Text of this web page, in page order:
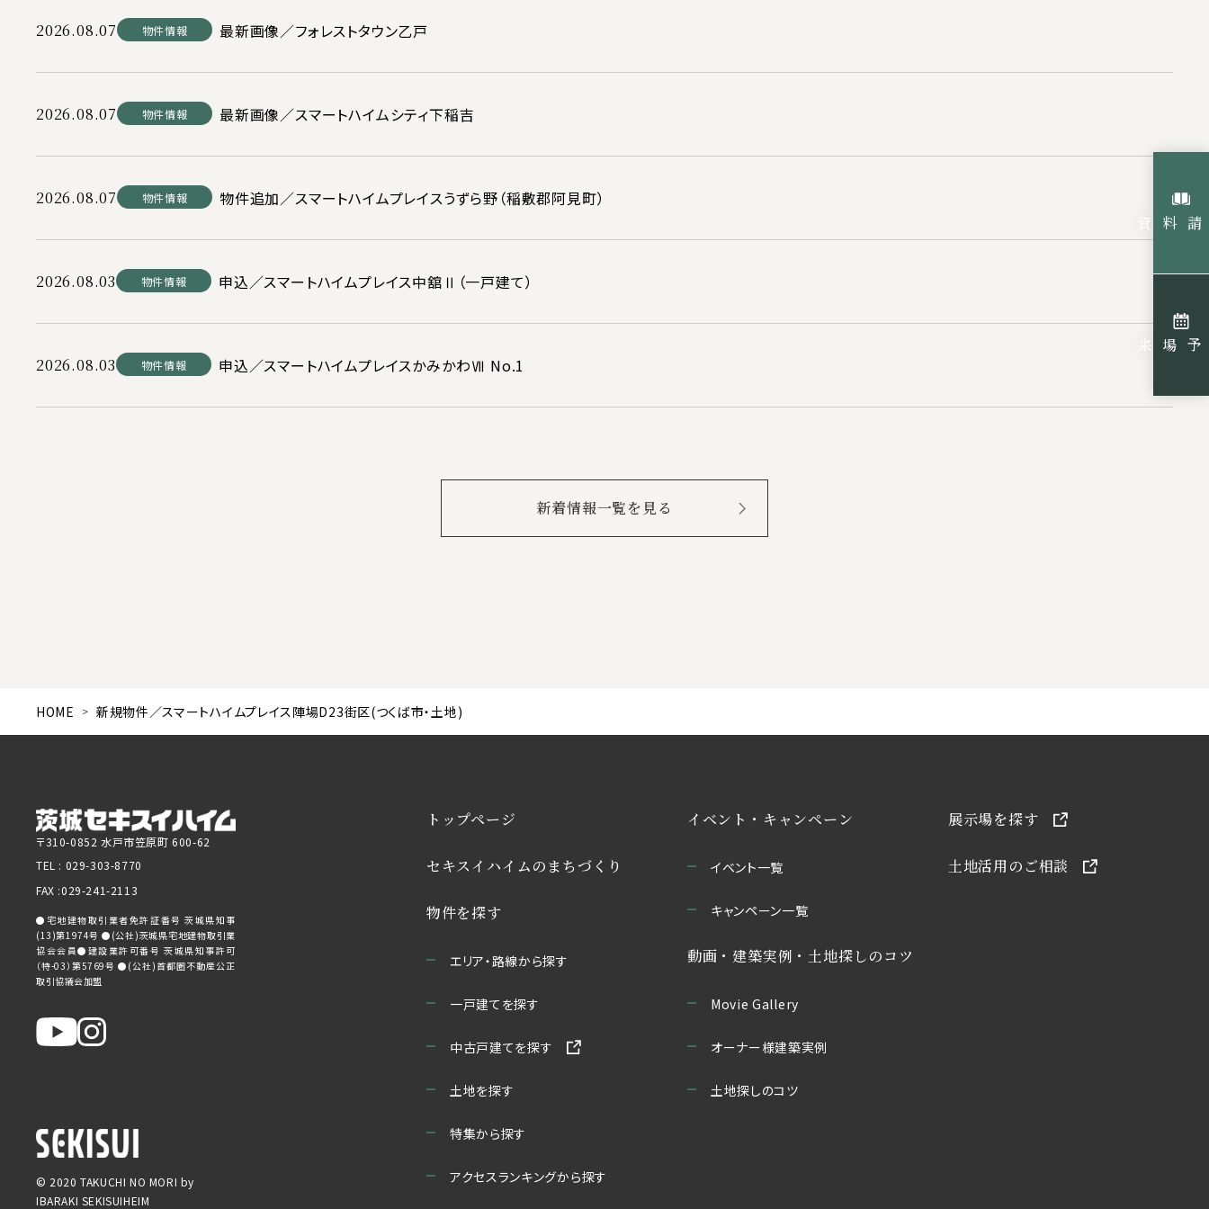
2026.08.07 物件情報 最新画像／フォレストタウン乙戸
2026.08.07 物件情報 最新画像／スマートハイムシティ下稲吉
2026.08.07 物件情報 物件追加／スマートハイムプレイスうずら野（稲敷郡阿見町）
2026.08.03 物件情報 申込／スマートハイムプレイス中舘Ⅱ（一戸建て）
2026.08.03 物件情報 申込／スマートハイムプレイスかみかわⅦ No.1
新着情報一覧を見る
HOME 新規物件／スマートハイムプレイス陣場D23街区(つくば市・土地)
〒310-0852 水戸市笠原町 600-62
TEL : 029-303-8770
FAX :029-241-2113
●宅地建物取引業者免許証番号 茨城県知事
(13)第1974号 ●(公社)茨城県宅地建物取引業
協会会員●建設業許可番号 茨城県知事許可
（特-03）第5769号 ●(公社)首都圏不動産公正
取引協議会加盟
© 2020 TAKUCHI NO MORI by
IBARAKI SEKISUIHEIM
トップページ
セキスイハイムのまちづくり
物件を探す
エリア・路線から探す
一戸建てを探す
中古戸建てを探す
土地を探す
特集から探す
アクセスランキングから探す
イベント・キャンペーン
イベント一覧
キャンペーン一覧
動画・建築実例・土地探しのコツ
Movie Gallery
オーナー様建築実例
土地探しのコツ
展示場を探す
土地活用のご相談